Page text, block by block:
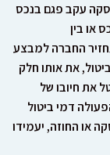
עקב פגם בנכס
או בין
החברה למבצע
על הביטול, את אותו חלק
את חיובו של
דמי ביטול
או החוזה, יעמידו